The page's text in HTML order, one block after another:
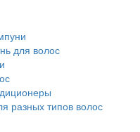
для волос
разных типов волос